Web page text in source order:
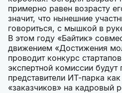
примерно равен возрасту
значит, что нынешние
говориться, с мышкой в
В этом году «Байтик»
движением «Достижения
проводит конкурс
экспертной комиссии будут
представители ИТ-парка
«заказчиков» на кадровый